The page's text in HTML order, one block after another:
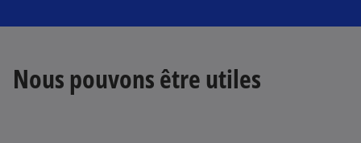
Nous pouvons être utiles